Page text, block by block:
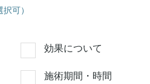
択可）
効果について
施術期間・時間